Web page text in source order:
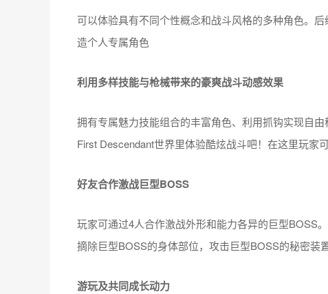
可以体验具有不同个性概念和战斗风格的多种角色。
造个人专属角色
利用多样技能与枪械带来的豪爽战斗动感效果
拥有专属魅力技能组合的丰富角色、利用抓钩实现自
First Descendant世界里体验酷炫战斗吧！在这里玩家
好友合作激战巨型BOSS
玩家可通过4人合作激战外形和能力各异的巨型BOSS
摘除巨型BOSS的身体部位，攻击巨型BOSS的秘密装
游玩及共同成长动力